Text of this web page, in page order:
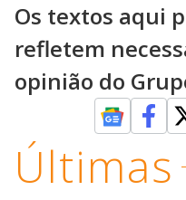
Os textos aqui
refletem
opinião do
Últimas